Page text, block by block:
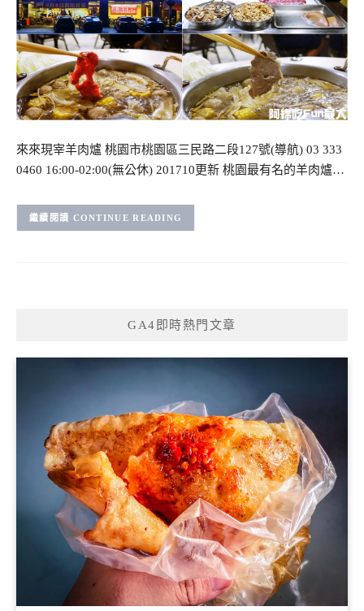
來來現宰羊肉爐 桃園市桃園區三民路二段127號(導航) 03 333
0460 16:00-02:00(無公休) 201710更新 桃園最有名的羊肉爐…
CONTINUE READING
GA4即時熱門文章